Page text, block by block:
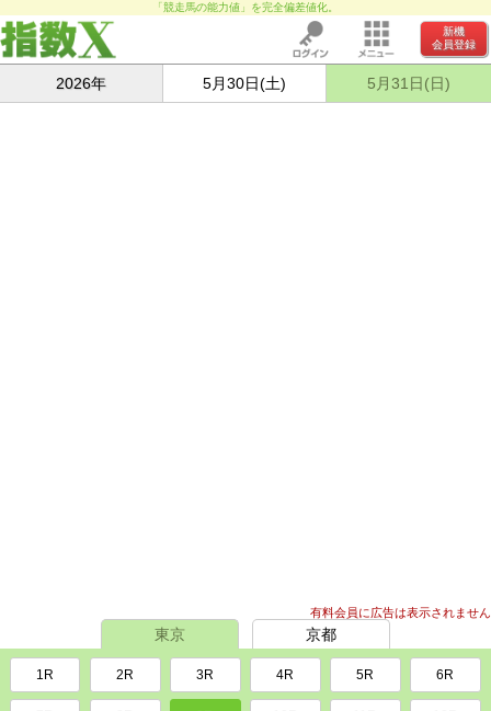
「競走馬の能力値」を完全偏差値化。
新機
会員登録
2026年 5月30日(土) 5月31日(日)
有料会員に広告は表示されません
東京 京都
1R 2R 3R 4R 5R 6R